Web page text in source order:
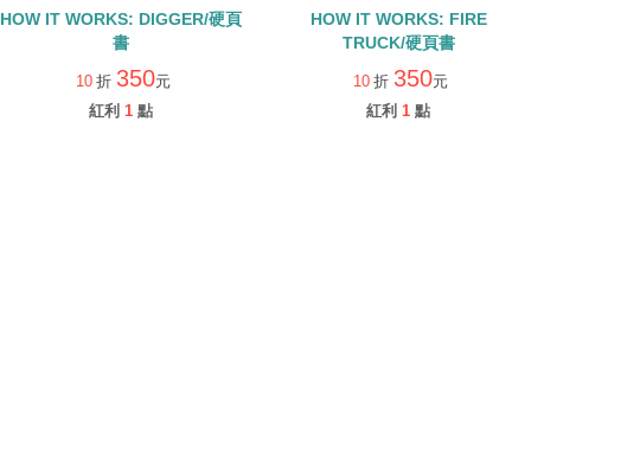
HOW IT WORKS: DIGGER/硬頁
書
10 折 350元
紅利 1 點
HOW IT WORKS: FIRE
TRUCK/硬頁書
10 折 350元
紅利 1 點